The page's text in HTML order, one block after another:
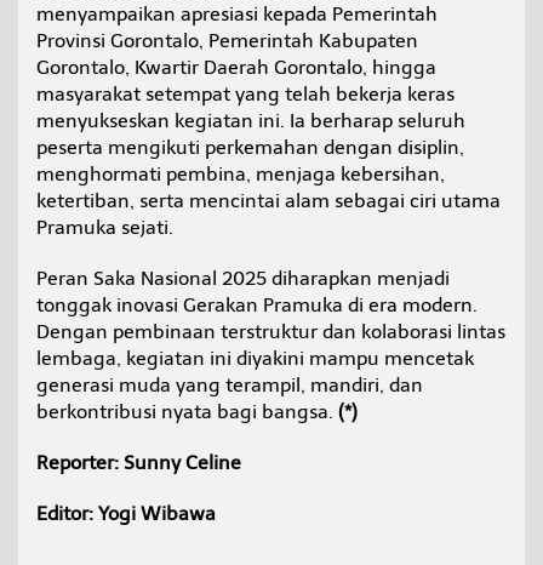
menyampaikan apresiasi kepada Pemerintah
Provinsi Gorontalo, Pemerintah Kabupaten
Gorontalo, Kwartir Daerah Gorontalo, hingga
masyarakat setempat yang telah bekerja keras
menyukseskan kegiatan ini. Ia berharap seluruh
peserta mengikuti perkemahan dengan disiplin,
menghormati pembina, menjaga kebersihan,
ketertiban, serta mencintai alam sebagai ciri utama
Pramuka sejati.
Peran Saka Nasional 2025 diharapkan menjadi
tonggak inovasi Gerakan Pramuka di era modern.
Dengan pembinaan terstruktur dan kolaborasi lintas
lembaga, kegiatan ini diyakini mampu mencetak
generasi muda yang terampil, mandiri, dan
berkontribusi nyata bagi bangsa. (*)
Reporter: Sunny Celine
Editor: Yogi Wibawa